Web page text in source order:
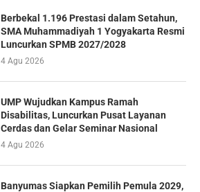
Berbekal 1.196 Prestasi dalam Setahun,
SMA Muhammadiyah 1 Yogyakarta Resmi
Luncurkan SPMB 2027/2028
4 Agu 2026
UMP Wujudkan Kampus Ramah
Disabilitas, Luncurkan Pusat Layanan
Cerdas dan Gelar Seminar Nasional
4 Agu 2026
Banyumas Siapkan Pemilih Pemula 2029,